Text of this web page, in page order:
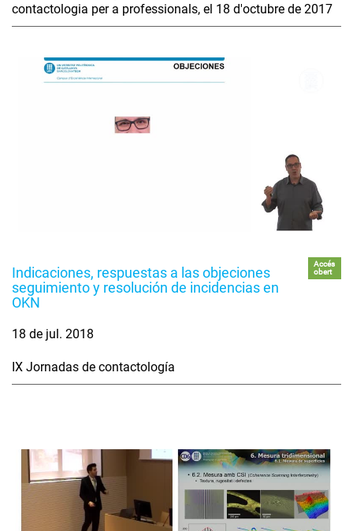
contactologia per a professionals, el 18 d'octubre de 2017
Indicaciones, respuestas a las objeciones
seguimiento y resolución de incidencias en
OKN
Accés
obert
18 de jul. 2018
IX Jornadas de contactología